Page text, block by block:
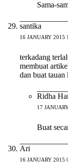
Sama-
santika
16 JANUARY 2015
terkadang
membuat
dan buat
Ridha
17
Buat
Ari
16 JANUARY 2015